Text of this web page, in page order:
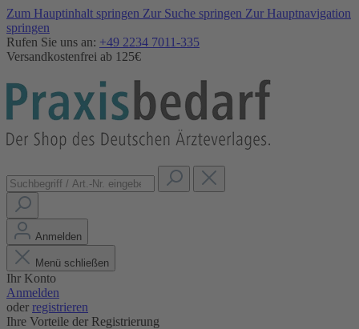
Zum Hauptinhalt springen Zur Suche springen Zur Hauptnavigation
springen
Rufen Sie uns an: +49 2234 7011-335
Versandkostenfrei ab 125€
Anmelden
Menü schließen
Ihr Konto
Anmelden
oder registrieren
Ihre Vorteile der Registrierung